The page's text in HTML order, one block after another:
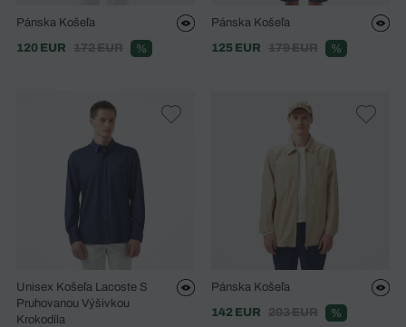
Pánska Košeľa
120 EUR
172 EUR %
Pánska Košeľa
125 EUR
179 EUR %
Unisex Košeľa Lacoste S
Pruhovanou Výšivkou
Krokodíla
Pánska Košeľa
142 EUR
203 EUR %